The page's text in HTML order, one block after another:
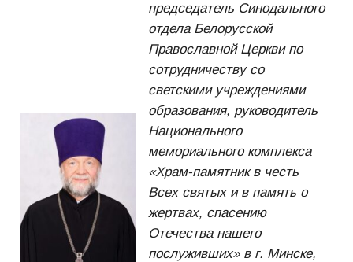
председатель Синодального
отдела Белорусской
Православной Церкви по
сотрудничеству со
светскими учреждениями
образования, руководитель
Национального
мемориального комплекса
«Храм-памятник в честь
Всех святых и в память о
жертвах, спасению
Отечества нашего
послуживших» в г. Минске,